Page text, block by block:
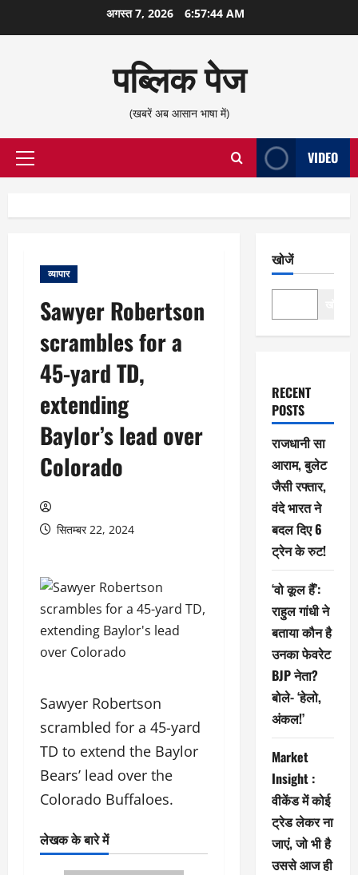
सामग्री
अगस्त 7, 2026 6:57:45 AM
पब्लिक पेज
(खबरें अब आसान भाषा में)
प्राथमिक
VIDEO
व्यापार
Sawyer Robertson
scrambles for a
45-yard TD,
extending
Baylor’s lead over
Colorado
सितम्बर 22, 2024
Sawyer Robertson
scrambled for a 45-yard
TD to extend the Baylor
Bears’ lead over the
Colorado Buffaloes.
लेखक के बारे में
खोजें
RECENT
POSTS
राजधानी सा
आराम, बुलेट
जैसी रफ्तार,
वंदे भारत ने
बदल दिए 6
ट्रेन के रुट!
‘वो कूल हैं’:
राहुल गांधी ने
बताया कौन है
उनका फेवरेट
BJP नेता?
बोले- ‘हेलो,
अंकल!’
Market
Insight :
वीकेंड में कोई
ट्रेड लेकर ना
जाएं, जो भी है
उससे आज ही